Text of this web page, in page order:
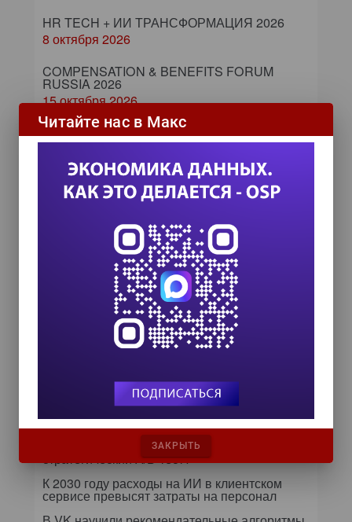
HR TECH + ИИ ТРАНСФОРМАЦИЯ 2026
8 октября 2026
COMPENSATION & BENEFITS FORUM
RUSSIA 2026
15 октября 2026
как компании используют
цифровых сотрудников для
снижения рисков и ускорения
ИИ в бизнесе: 54% компаний уже
используют технологии для роста и
управления рисками
Самое читаемое
24 сентября на форуме «Управление
импортозамещения
Т-Банк оптимизирует процессы дообучения
языковых моделей
Казус Rapidus: оплошность президента или
стратегический A/B-тест?
К 2030 году расходы на ИИ в клиентском
сервисе превысят затраты на персонал
Читайте нас в Макс
ЗАКРЫТЬ